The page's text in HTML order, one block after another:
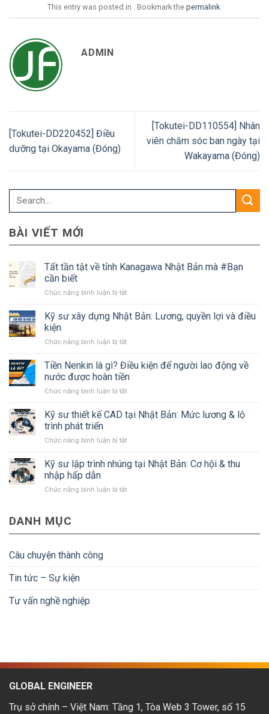
This entry was posted in . Bookmark the permalink
ADMIN
[Tokutei-DD220452] Điều
dưỡng tại Okayama (Đóng)
[Tokutei-DD110554] Nhân
viên chăm sóc ban ngày tại
Wakayama (Đóng)
BÀI VIẾT MỚI
Tất tần tật về tỉnh Kanagawa Nhật Bản mà #Bạn
cần biết
Chức năng bình luận bị tắtở
tần
tật
tỉnh
Nhật
Bản
#Bạn
biết
Kỹ sư xây dựng Nhật Bản: Lương, quyền lợi và điều
kiện
Chức năng bình luận bị tắtở
sư
xây
dựng
Nhật
Lương,
và
kiện
Tiền Nenkin là gì? Điều kiện để người lao động về
nước được hoàn tiền
Chức năng bình luận bị tắtở
Nenkin
là
Điều
để
động
hoàn
Kỹ sư thiết kế CAD tại Nhật Bản: Mức lương & lộ
trình phát triển
Chức năng bình luận bị tắtở
sư
thiết
CAD
Mức
Kỹ sư lập trình nhúng tại Nhật Bản: Cơ hội & thu
nhập hấp dẫn
Chức năng bình luận bị tắtở
DANH MỤC
Câu chuyện thành công
Tin tức – Sự kiện
Tư vấn nghề nghiệp
GLOBAL ENGINEER
Trụ sở chính – Việt Nam: Tầng 1, Tòa Web 3 Tower, số 15